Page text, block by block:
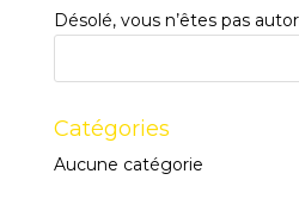
Désolé, vous n’êtes pas
Catégories
Aucune catégorie